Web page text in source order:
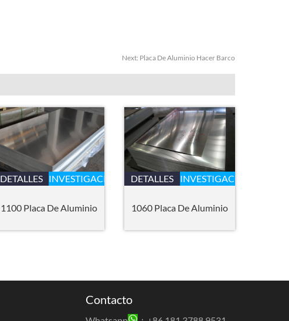
Next: Placa De Aluminio Hacer Barco
DETALLES INVESTIGACIÓN
1100 Placa De Aluminio
DETALLES INVESTIGACIÓN
1060 Placa De Aluminio
Contacto